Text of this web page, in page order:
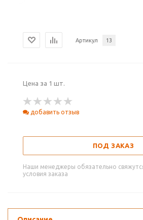
Артикул 13
Цена за 1 шт.
добавить отзыв
ПОД ЗАКАЗ
Наши менеджеры обязательно
условия заказа